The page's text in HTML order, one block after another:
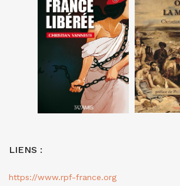
LIENS :
https://www.rpf-france.org